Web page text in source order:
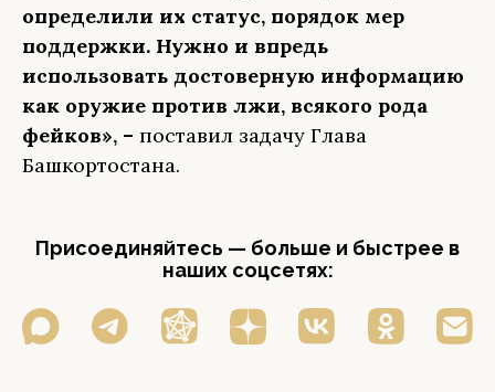
определили их статус, порядок мер
поддержки. Нужно и впредь
использовать достоверную информацию
как оружие против лжи, всякого рода
фейков», – поставил задачу Глава
Башкортостана.
Присоединяйтесь — больше и быстрее в
наших соцсетях: